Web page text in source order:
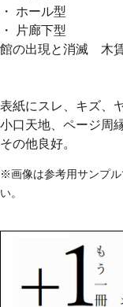
・ ホール型
・ 片廊下型
館の出現と消滅 木
表紙にスレ、キズ、
小口天地、ページ周
その他良好。
※画像は参考用サンプ
い。